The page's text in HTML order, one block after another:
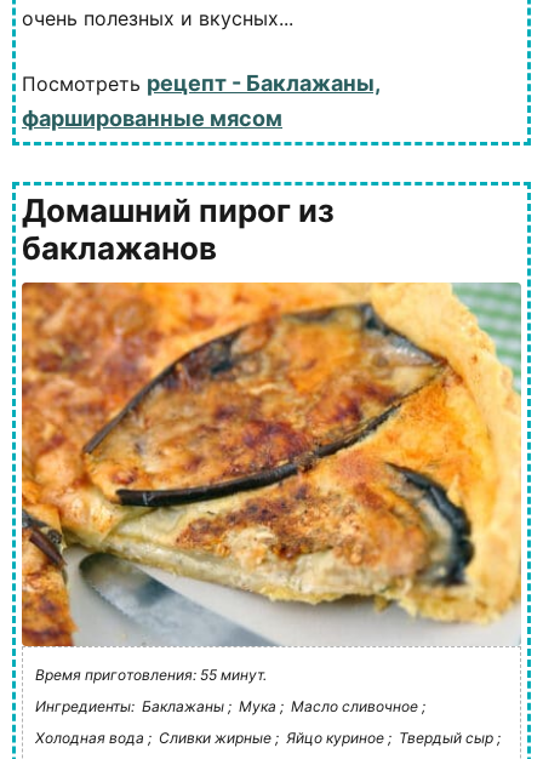
очень полезных и вкусных...
Посмотреть рецепт - Баклажаны,
фаршированные мясом
Домашний пирог из
баклажанов
Время приготовления: 55 минут.
Ингредиенты: Баклажаны ; Мука ; Масло сливочное ;
Холодная вода ; Сливки жирные ; Яйцо куриное ; Твердый сыр ;